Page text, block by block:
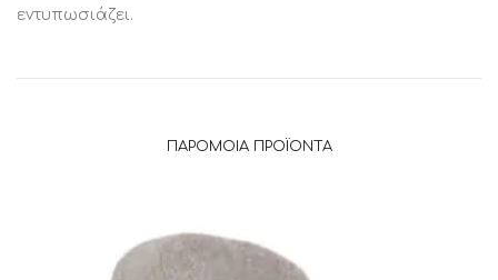
εντυπωσιάζει.
ΠΑΡΌΜΟΙΑ ΠΡΟΪΌΝΤΑ